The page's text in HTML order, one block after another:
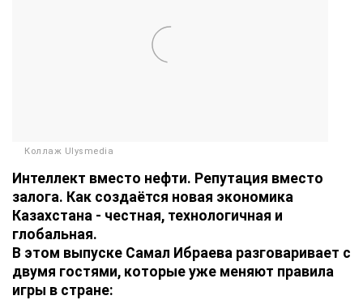
Коллаж Ulysmedia
Интеллект вместо нефти. Репутация вместо
залога. Как создаётся новая экономика
Казахстана - честная, технологичная и
глобальная.
В этом выпуске Самал Ибраева разговаривает с
двумя гостями, которые уже меняют правила
игры в стране: